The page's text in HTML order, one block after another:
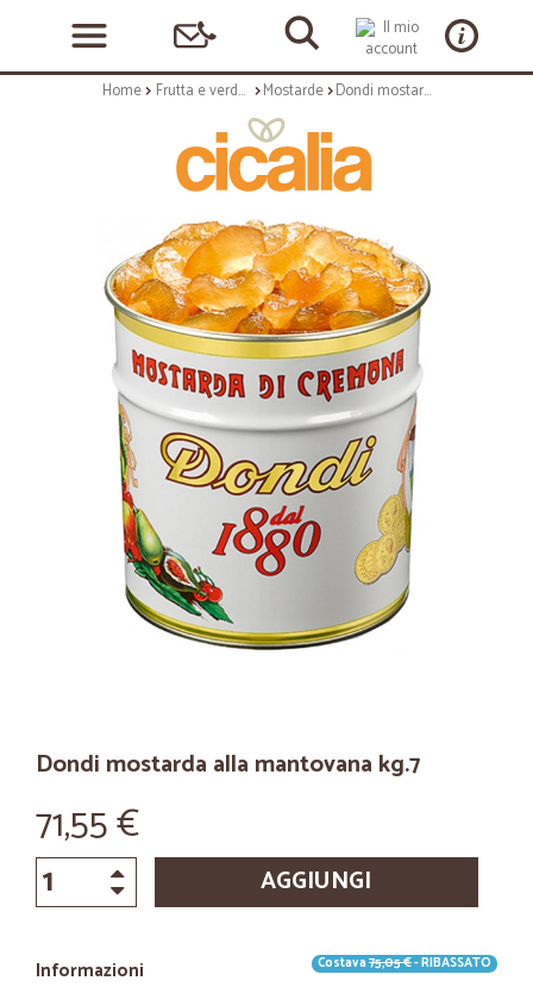
Home Frutta e verdura Mostarde Dondi mostarda alla mantovana kg.7
Dondi mostarda alla mantovana kg.7
71,55 €
AGGIUNGI
Informazioni Costava75,05 €- RIBASSATO